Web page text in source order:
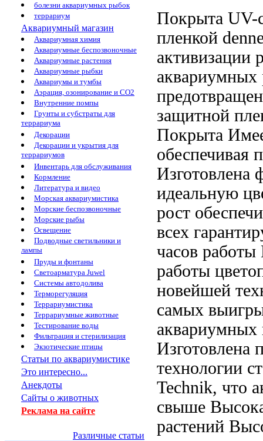
болезни аквариумных рыбок
террариум
Аквариумный магазин
Аквариумная химия
Аквариумные беспозвоночные
Аквариумные растения
Аквариумные рыбки
Аквариумы и тумбы
Аэрация, озонирование и CO2
Внутренние помпы
Грунты и субстраты для
террариума
Декорации
Декорации и укрытия для
террариумов
Инвентарь для обслуживания
Кормление
Литература и видео
Морская аквариумистика
Морские беспозвоночные
Морские рыбы
Освещение
Подводные светильники и
лампы
Пруды и фонтаны
Светоарматура Juwel
Системы автодолива
Терморегуляция
Террариумистика
Террариумные животные
Тестирование воды
Фильтрация и стерилизация
Экзотические птицы
Статьи по аквариумистике
Это интересно...
Анекдоты
Сайты о животных
Реклама на сайте
Различные статьи
Покрыта UV-
пленкой
активизации
аквариумных
защитной
Покрыта
Изготовлена
идеальную
рост
всех
часов
работы
новейшей
самых
аквариумных
Изготовлена
технологии
Technik, что
свыше
растений